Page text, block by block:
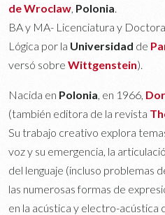
deWroclaw, Polonia.
BA y MA- Licenciatura y
Lógica por la Universidad de
versó sobre Wittgenstein).
Nacida en Polonia, en 1966,
(también editora de la revista
Su trabajo creativo explora
voz y su emergencia, la
del lenguaje (incluso problemas
las numerosas formas de
en la acústica y electro-acústica